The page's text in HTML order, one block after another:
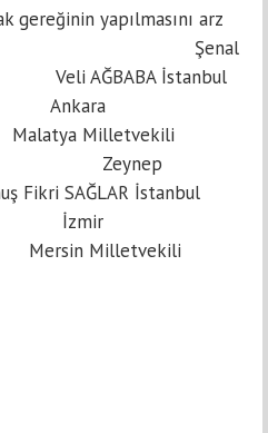
gereğinin yapılmasını arz
TANAL Şenal
İstanbul
Milletvekili
Zeynep
SAĞLAR İstanbul
İzmir
Milletvekili